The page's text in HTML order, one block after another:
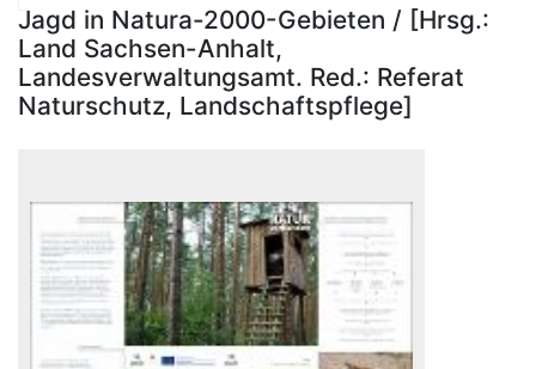
Statistiken
Jagd in Natura-2000-Gebieten / [Hrsg.:
Land Sachsen-Anhalt,
Landesverwaltungsamt. Red.: Referat
Naturschutz, Landschaftspflege]